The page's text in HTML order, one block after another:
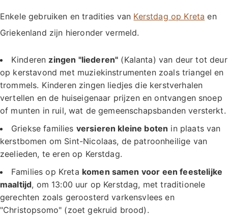
Enkele gebruiken en tradities van Kerstdag op Kreta en
Griekenland zijn hieronder vermeld.
Kinderen zingen "liederen" (Kalanta) van deur tot deur
op kerstavond met muziekinstrumenten zoals triangel en
trommels. Kinderen zingen liedjes die kerstverhalen
vertellen en de huiseigenaar prijzen en ontvangen snoep
of munten in ruil, wat de gemeenschapsbanden versterkt.
Griekse families versieren kleine boten in plaats van
kerstbomen om Sint-Nicolaas, de patroonheilige van
zeelieden, te eren op Kerstdag.
Families op Kreta komen samen voor een feestelijke
maaltijd, om 13:00 uur op Kerstdag, met traditionele
gerechten zoals geroosterd varkensvlees en
"Christopsomo" (zoet gekruid brood).